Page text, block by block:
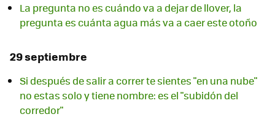
La pregunta no es cuándo va a dejar de llover, la
pregunta es cuánta agua más va a caer este otoño
29 septiembre
Si después de salir a correr te sientes "en una nube"
no estas solo y tiene nombre: es el "subidón del
corredor"